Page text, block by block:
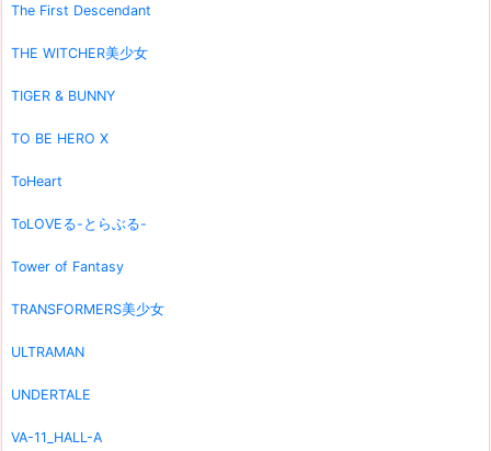
The First Descendant
THE WITCHER美少女
TIGER & BUNNY
TO BE HERO X
ToHeart
ToLOVEる-とらぶる-
Tower of Fantasy
TRANSFORMERS美少女
ULTRAMAN
UNDERTALE
VA-11_HALL-A